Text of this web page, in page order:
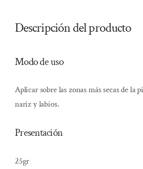
Descripción del producto
Modo de uso
Aplicar sobre las zonas más secas de la
nariz y labios.
Presentación
25gr